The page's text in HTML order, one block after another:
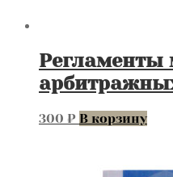
Регламенты
300 ₽ В корзину